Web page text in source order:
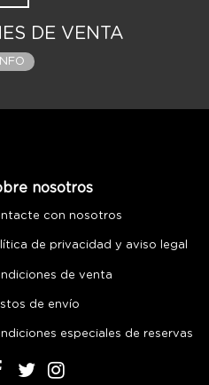
DE VENTA
INFO
nosotros
con nosotros
de privacidad y aviso legal
de venta
de envío
especiales de reservas